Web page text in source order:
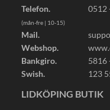
Telefon. 0512
(mån-fre | 10-15)
Mail.
Webshop.
Bankgiro.
5816
Swish.
123
LIDKÖPING BUTIK